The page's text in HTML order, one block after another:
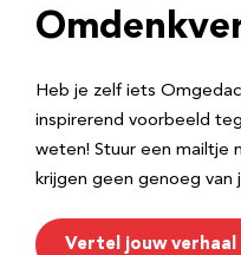
e
Heb je zelf iets
inspirerend voorbeeld
weten! Stuur een mailtje
krijgen geen genoeg van
Vertel jouw verhaal